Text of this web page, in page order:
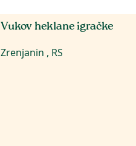
Vukov heklane igračke
Zrenjanin , RS